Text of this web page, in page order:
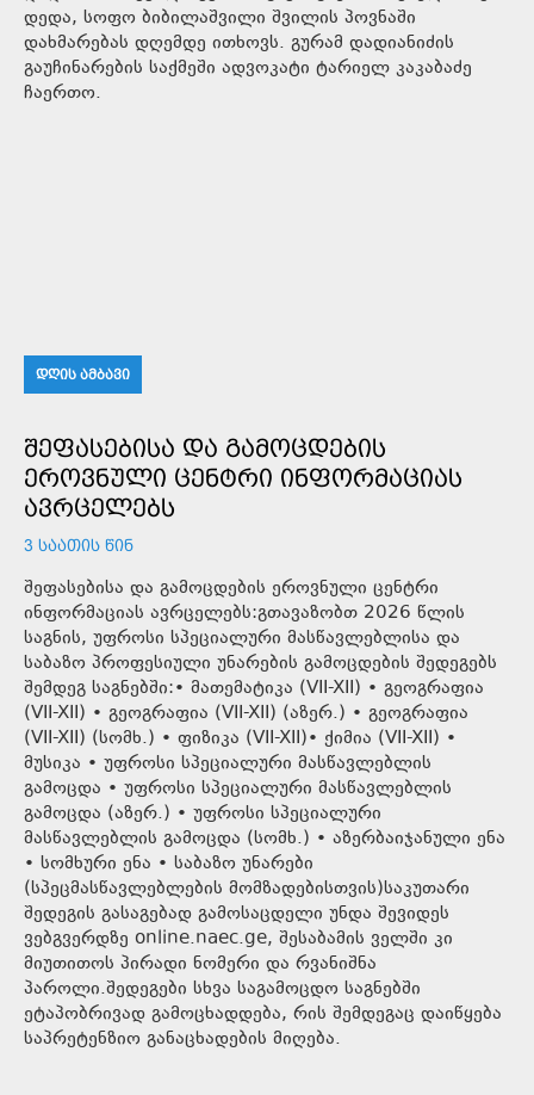
დედა, სოფო ბიბილაშვილი შვილის პოვნაში
დახმარებას დღემდე ითხოვს. გურამ დადიანიძის
გაუჩინარების საქმეში ადვოკატი ტარიელ კაკაბაძე
ჩაერთო.
ᲓᲦᲘᲡ ᲐᲛᲑᲐᲕᲘ
ᲨᲔᲤᲐᲡᲔᲑᲘᲡᲐ ᲓᲐ ᲒᲐᲛᲝᲪᲓᲔᲑᲘᲡ
ᲔᲠᲝᲕᲜᲣᲚᲘ ᲪᲔᲜᲢᲠᲘ ᲘᲜᲤᲝᲠᲛᲐᲪᲘᲐᲡ
ᲐᲕᲠᲪᲔᲚᲔᲑᲡ
3 ᲡᲐᲐᲗᲘᲡ ᲬᲘᲜ
შეფასებისა და გამოცდების ეროვნული ცენტრი
ინფორმაციას ავრცელებს:გთავაზობთ 2026 წლის
საგნის, უფროსი სპეციალური მასწავლებლისა და
საბაზო პროფესიული უნარების გამოცდების შედეგებს
შემდეგ საგნებში:• მათემატიკა (VII-XII) • გეოგრაფია
(VII-XII) • გეოგრაფია (VII-XII) (აზერ.) • გეოგრაფია
(VII-XII) (სომხ.) • ფიზიკა (VII-XII)• ქიმია (VII-XII) •
მუსიკა • უფროსი სპეციალური მასწავლებლის
გამოცდა • უფროსი სპეციალური მასწავლებლის
გამოცდა (აზერ.) • უფროსი სპეციალური
მასწავლებლის გამოცდა (სომხ.) • აზერბაიჯანული ენა
• სომხური ენა • საბაზო უნარები
(სპეცმასწავლებლების მომზადებისთვის)საკუთარი
შედეგის გასაგებად გამოსაცდელი უნდა შევიდეს
ვებგვერდზე online.naec.ge, შესაბამის ველში კი
მიუთითოს პირადი ნომერი და რვანიშნა
პაროლი.შედეგები სხვა საგამოცდო საგნებში
ეტაპობრივად გამოცხადდება, რის შემდეგაც დაიწყება
საპრეტენზიო განაცხადების მიღება.